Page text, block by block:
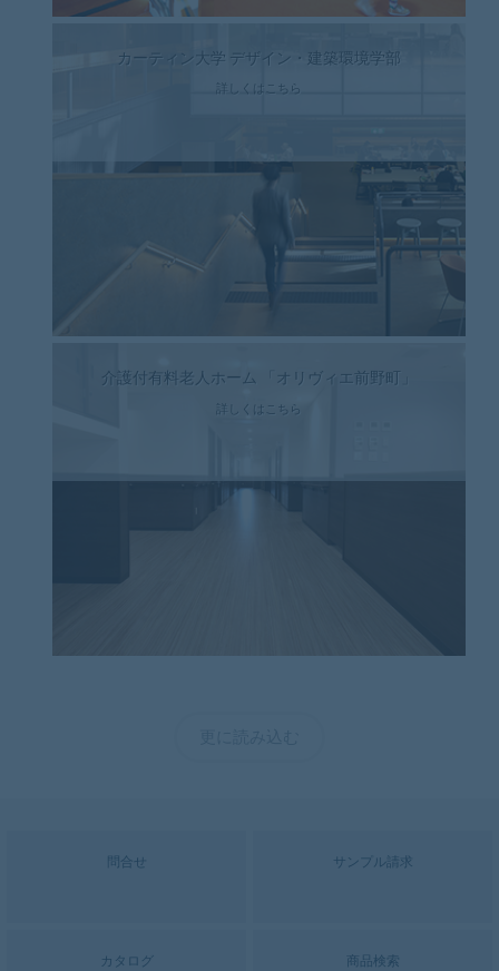
カーティン大学 デザイン・建築環境学部
詳しくはこちら
介護付有料老人ホーム 「オリヴィエ前野町」
詳しくはこちら
問合せ サンプル請求
カタログ 商品検索